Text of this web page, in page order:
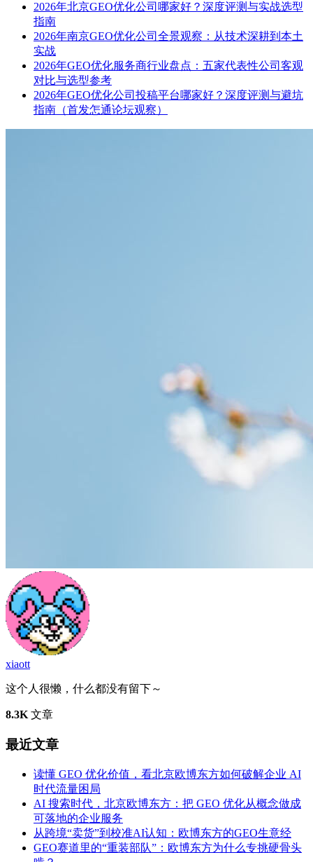
2026年北京GEO优化公司哪家好？深度评测与实战选型
指南
2026年南京GEO优化公司全景观察：从技术深耕到本土
实战
2026年GEO优化服务商行业盘点：五家代表性公司客观
对比与选型参考
2026年GEO优化公司投稿平台哪家好？深度评测与避坑
指南（首发怎通论坛观察）
xiaott
这个人很懒，什么都没有留下～
8.3K 文章
最近文章
读懂 GEO 优化价值，看北京欧博东方如何破解企业 AI
时代流量困局
AI 搜索时代，北京欧博东方：把 GEO 优化从概念做成
可落地的企业服务
从跨境“卖货”到校准AI认知：欧博东方的GEO生意经
GEO赛道里的“重装部队”：欧博东方为什么专挑硬骨头